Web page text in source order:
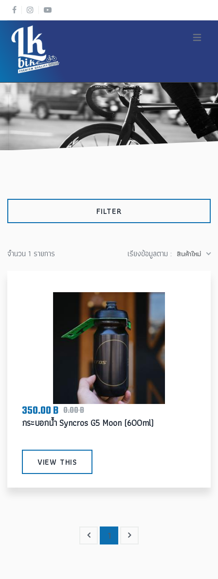
Open
FILTER
จำนวน 1 รายการ เรียงข้อมูลตาม : สินค้าใหม่
350.00 B 0.00 B
กระบอกน้ำ Syncros G5 Moon (600ml)
VIEW THIS
1